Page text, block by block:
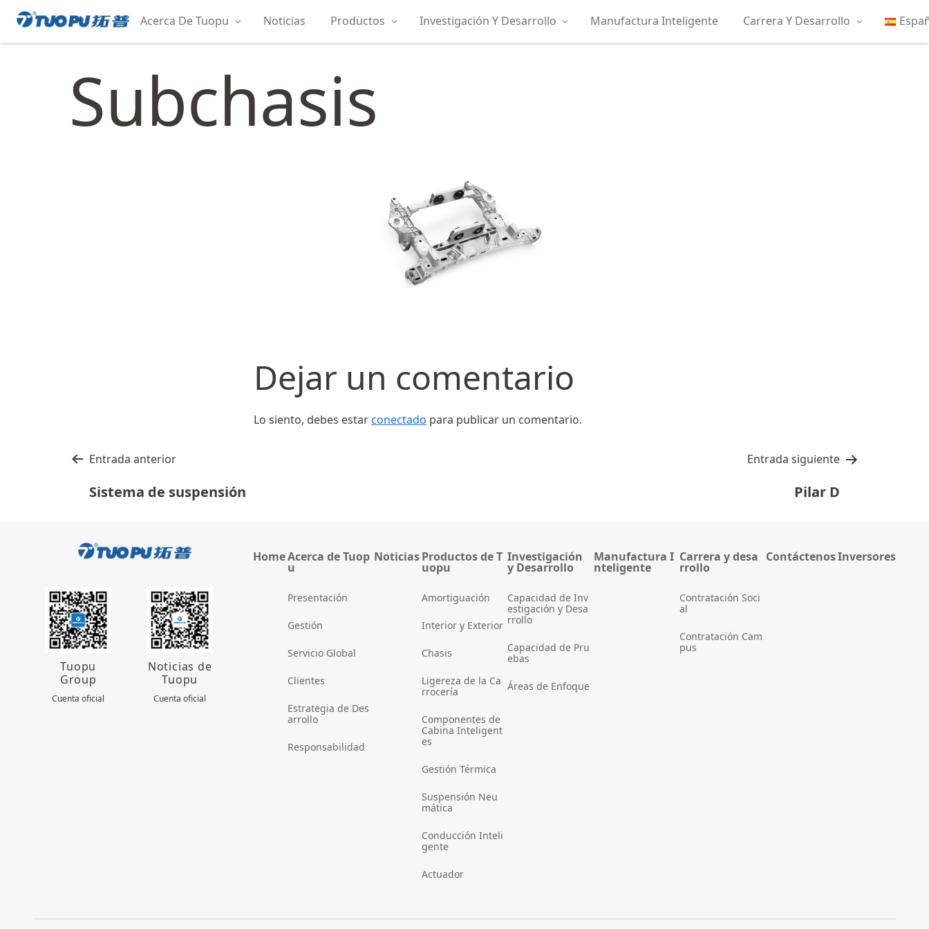
Saltar
contenido
拓
普
Acerca De Tuopu Noticias Productos Investigación Y Desarrollo Manufactura Inteligente Carrera Y Desarrollo
Subchasis
Dejar un comentario
Lo siento, debes estarconectado para publicar un comentario.
Navegación
de
Entrada anterior
Sistema de suspensión
Entrada siguiente
Pilar D
Tuopu
Group
Cuenta oficial
Noticias de
Tuopu
Cuenta oficial
HomeAcerca de Tuop
u
Presentación
Gestión
Servicio Global
Clientes
Estrategia de Des
arrollo
Responsabilidad
NoticiasProductos de T
uopu
Amortiguación
Interior y Exterior
Chasis
Ligereza de la Ca
rrocería
Componentes de
Cabina Inteligent
es
Gestión Térmica
Suspensión Neu
mática
Conducción Inteli
gente
Actuador
Investigación
y Desarrollo
Capacidad de Inv
estigación y Desa
rrollo
Capacidad de Pru
ebas
Áreas de Enfoque
Manufactura I
nteligente
Carrera y desa
rrollo
Contratación Soci
al
Contratación Cam
pus
ContáctenosInversores